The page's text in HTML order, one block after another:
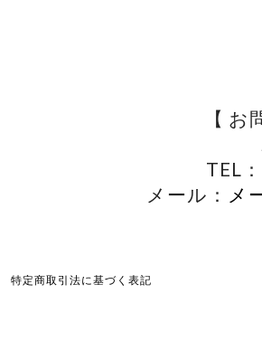
【
TEL
メール： メ
特定商取引法に基づく表記